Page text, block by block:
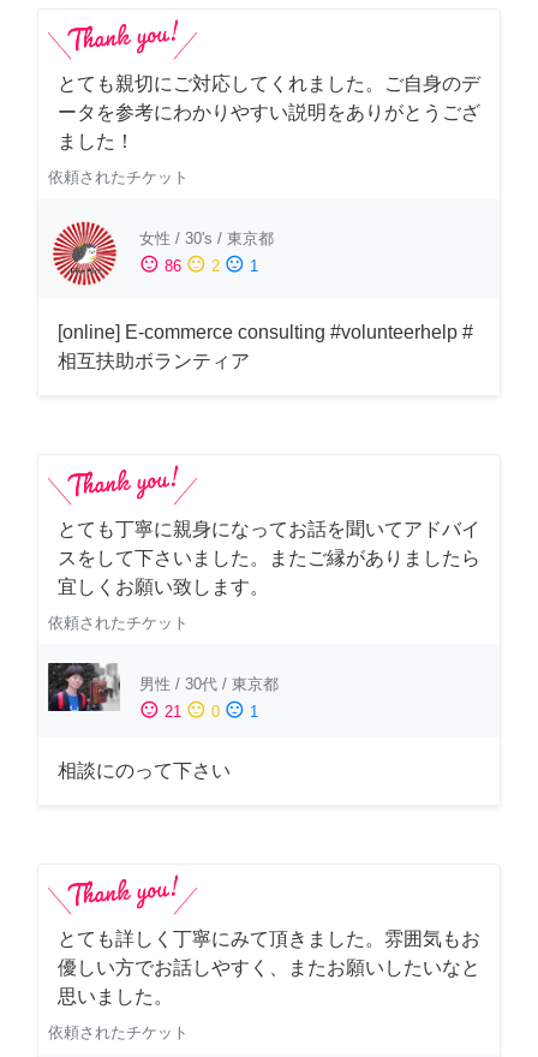
とても親切にご対応してくれました。ご自身のデ
ータを参考にわかりやすい説明をありがとうござ
ました！
依頼されたチケット
女性 / 30's / 東京都
sentiment_satisfied 86 sentiment_neutral 2 sentiment_dissatisfied 1
[online] E-commerce consulting #volunteerhelp #
相互扶助ボランティア
とても丁寧に親身になってお話を聞いてアドバイ
スをして下さいました。またご縁がありましたら
宜しくお願い致します。
依頼されたチケット
男性 / 30代 / 東京都
sentiment_satisfied 21 sentiment_neutral 0 sentiment_dissatisfied 1
相談にのって下さい
とても詳しく丁寧にみて頂きました。雰囲気もお
優しい方でお話しやすく、またお願いしたいなと
思いました。
依頼されたチケット